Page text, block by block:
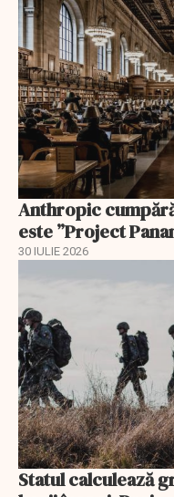
Anthropic
este ”Project
30 IULIE 2026
Statul calculează